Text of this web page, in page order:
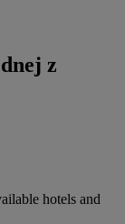
z
hotels and